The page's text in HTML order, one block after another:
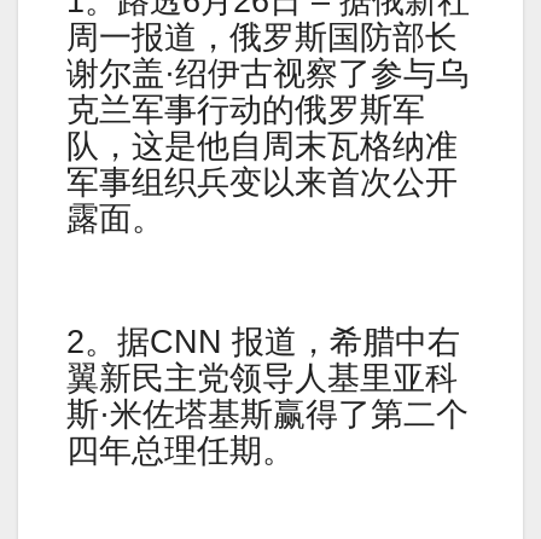
周一报道，俄罗斯国防部长
谢尔盖·绍伊古视察了参与乌
克兰军事行动的俄罗斯军
队，这是他自周末瓦格纳准
军事组织兵变以来首次公开
露面。
2。据CNN 报道，希腊中右
翼新民主党领导人基里亚科
斯·米佐塔基斯赢得了第二个
四年总理任期。